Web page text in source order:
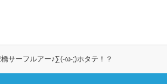
橋サーフルアー♪∑(-ω-;)ホタテ！？